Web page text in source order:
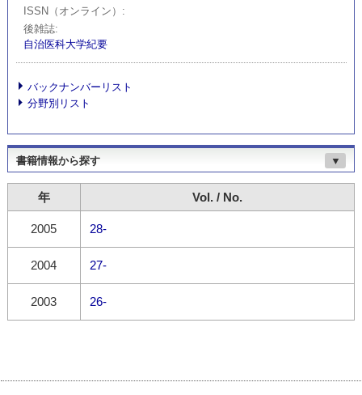
ISSN（オンライン）
後雑誌
自治医科大学紀要
バックナンバーリスト
分野別リスト
書籍情報から探す ▼
年 Vol. / No.
2005 28-
2004 27-
2003 26-